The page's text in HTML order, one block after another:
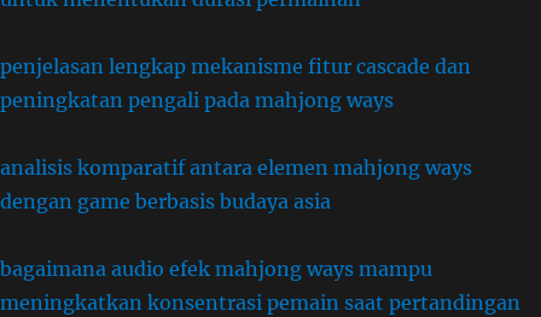
penjelasan lengkap mekanisme fitur cascade dan
peningkatan pengali pada mahjong ways
analisis komparatif antara elemen mahjong ways
dengan game berbasis budaya asia
bagaimana audio efek mahjong ways mampu
meningkatkan konsentrasi pemain saat pertandingan